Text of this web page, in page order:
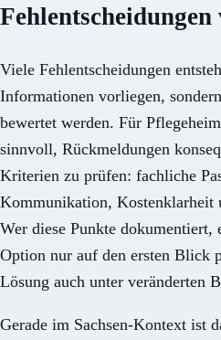
Fehlentscheidungen
Viele Fehlentscheidungen
Informationen vorliegen,
bewertet werden. Für
sinnvoll, Rückmeldungen
Kriterien zu prüfen: fachliche
Kommunikation, Kostenklarheit
Wer diese Punkte dokumentiert,
Option nur auf den ersten Blick
Lösung auch unter veränderten
Gerade im Sachsen-Kontext ist